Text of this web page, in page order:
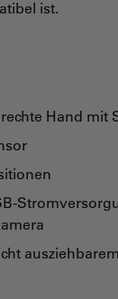
ist.
Hand mit